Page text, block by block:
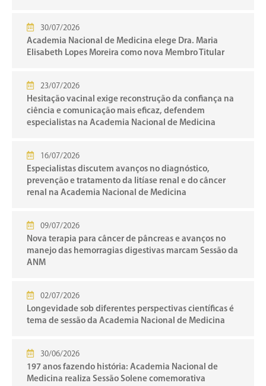
30/07/2026
Academia Nacional de Medicina elege Dra. Maria
Elisabeth Lopes Moreira como nova Membro Titular
23/07/2026
Hesitação vacinal exige reconstrução da confiança na
ciência e comunicação mais eficaz, defendem
especialistas na Academia Nacional de Medicina
16/07/2026
Especialistas discutem avanços no diagnóstico,
prevenção e tratamento da litíase renal e do câncer
renal na Academia Nacional de Medicina
09/07/2026
Nova terapia para câncer de pâncreas e avanços no
manejo das hemorragias digestivas marcam Sessão da
ANM
02/07/2026
Longevidade sob diferentes perspectivas científicas é
tema de sessão da Academia Nacional de Medicina
30/06/2026
197 anos fazendo história: Academia Nacional de
Medicina realiza Sessão Solene comemorativa